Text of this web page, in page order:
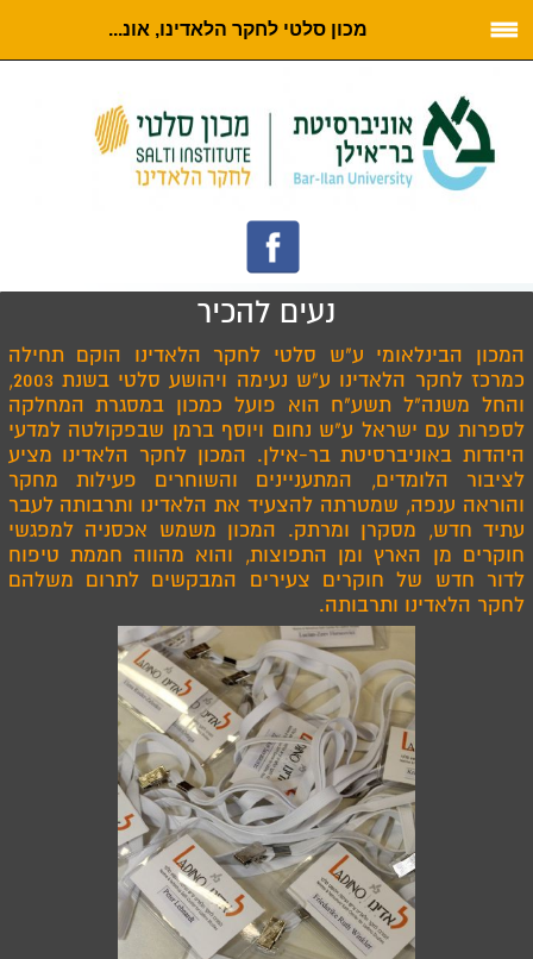
מכון סלטי לחקר הלאדינו, אונ...
נעים להכיר
המכון הבינלאומי ע"ש סלטי לחקר הלאדינו הוקם תחילה
כמרכז לחקר הלאדינו ע"ש נעימה ויהושע סלטי בשנת 2003,
והחל משנה"ל תשע"ח הוא פועל כמכון במסגרת המחלקה
לספרות עם ישראל ע"ש נחום ויוסף ברמן שבפקולטה למדעי
היהדות באוניברסיטת בר-אילן. המכון לחקר הלאדינו מציע
לציבור הלומדים, המתעניינים והשוחרים פעילות מחקר
והוראה ענפה, שמטרתה להצעיד את הלאדינו ותרבותה לעבר
עתיד חדש, מסקרן ומרתק. המכון משמש אכסניה למפגשי
חוקרים מן הארץ ומן התפוצות, והוא מהווה חממת טיפוח
לדור חדש של חוקרים צעירים המבקשים לתרום משלהם
לחקר הלאדינו ותרבותה.